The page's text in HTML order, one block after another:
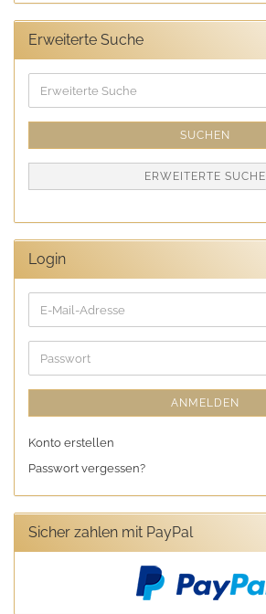
Erweiterte Suche
Suche
SUCHEN
ERWEITERTE SUCHE
Login
E-
Mail-
Adresse
Passwort
ANMELDEN
Konto erstellen
Passwort vergessen?
Sicher zahlen mit PayPal